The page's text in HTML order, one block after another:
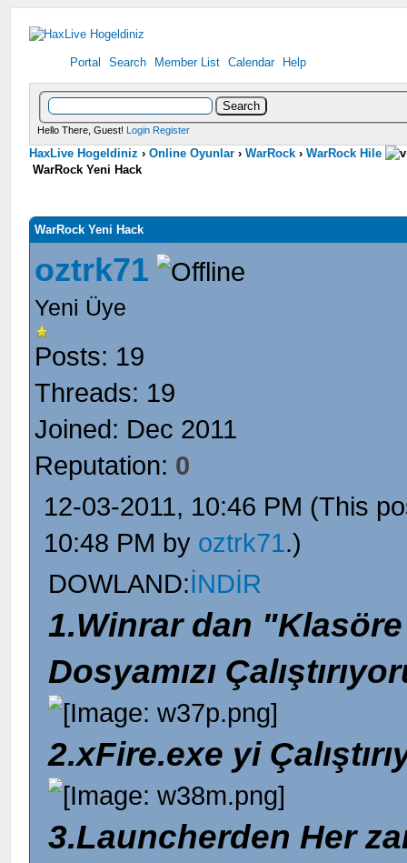
Portal Search Member List Calendar Help
Hello There, Guest! Login Register
HaxLive Hogeldiniz ›Online Oyunlar ›WarRock ›WarRock Hile
WarRock Yeni Hack
WarRock Yeni Hack
oztrk71
Yeni Üye
Posts: 19
Threads: 19
Joined: Dec 2011
Reputation: 0
12-03-2011, 10:46 PM (This
10:48 PM by oztrk71.)
DOWLAND:İNDİR
1.Winrar dan
Dosyamızı
2.xFire.exe yi
3.Launcherden Her